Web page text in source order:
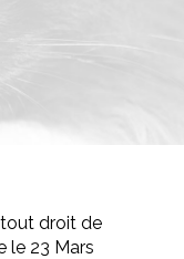
droit de
le 23 Mars